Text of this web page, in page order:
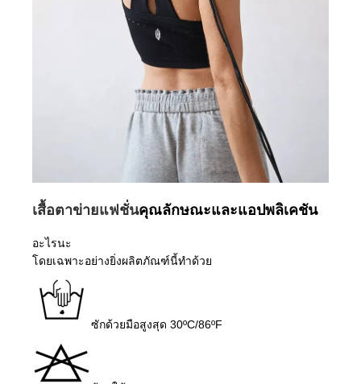
เสื้อตาข่ายแฟชั่นคุณลักษณะและแอปพลิเคชัน
อะไรนะ
โดยเฉพาะอย่างยิ่งผลิตภัณฑ์นี้ทำด้วย
ซักด้วยมือสูงสุด 30ºC/86ºF